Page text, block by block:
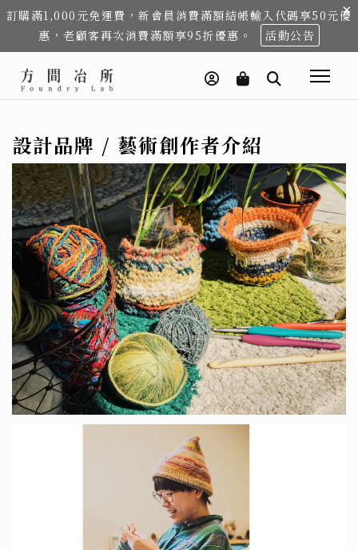
×
訂購滿1,000元免運費，新會員消費滿額結帳輸入代碼享50元優
惠，老顧客再次消費滿額享95折優惠。
活動公告
設計品牌 / 藝術創作者介紹